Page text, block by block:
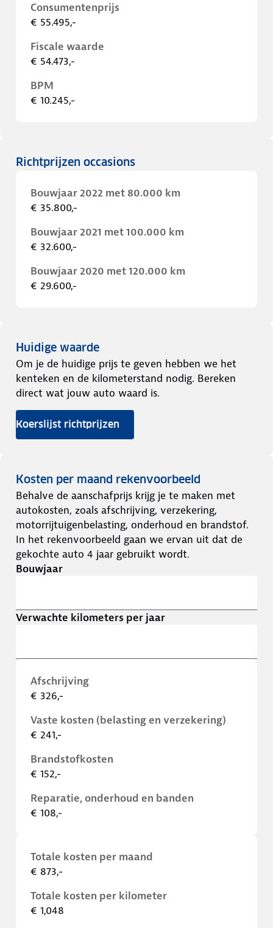
Consumentenprijs
€ 55.495,-
Fiscale waarde
€ 54.473,-
BPM
€ 10.245,-
Richtprijzen occasions
Bouwjaar 2022 met 80.000 km
€ 35.800,-
Bouwjaar 2021 met 100.000 km
€ 32.600,-
Bouwjaar 2020 met 120.000 km
€ 29.600,-
Huidige waarde
Om je de huidige prijs te geven hebben we het
kenteken en de kilometerstand nodig. Bereken
direct wat jouw auto waard is.
Koerslijst richtprijzen
Kosten per maand rekenvoorbeeld
Behalve de aanschafprijs krijg je te maken met
autokosten, zoals afschrijving, verzekering,
motorrijtuigenbelasting, onderhoud en brandstof.
In het rekenvoorbeeld gaan we ervan uit dat de
gekochte auto 4 jaar gebruikt wordt.
Bouwjaar
Verwachte kilometers per jaar
Afschrijving
€ 326,-
Vaste kosten (belasting en verzekering)
€ 241,-
Brandstofkosten
€ 152,-
Reparatie, onderhoud en banden
€ 108,-
Totale kosten per maand
€ 873,-
Totale kosten per kilometer
€ 1,048